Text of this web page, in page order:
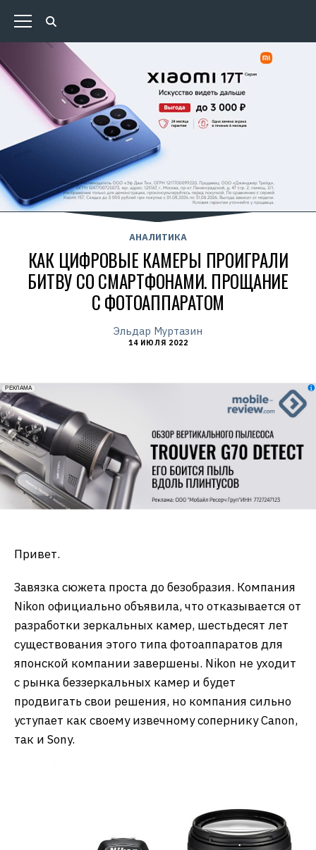
АНАЛИТИКА
КАК ЦИФРОВЫЕ КАМЕРЫ ПРОИГРАЛИ
БИТВУ СО СМАРТФОНАМИ. ПРОЩАНИЕ
С ФОТОАППАРАТОМ
Эльдар Муртазин
14 ИЮЛЯ 2022
erid: 2VfnxxmNzs5
РЕКЛАМА
Привет.
Завязка сюжета проста до безобразия. Компания
Nikon официально объявила, что отказывается от
разработки зеркальных камер, шестьдесят лет
существования этого типа фотоаппаратов для
японской компании завершены. Nikon не уходит
с рынка беззеркальных камер и будет
продвигать свои решения, но компания сильно
уступает как своему извечному сопернику Canon,
так и Sony.